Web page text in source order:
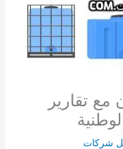
تقارير
شركات